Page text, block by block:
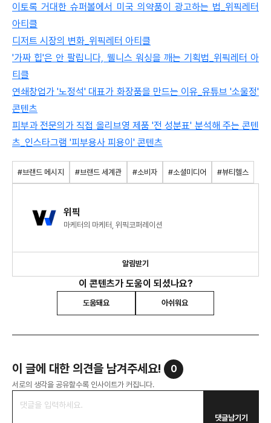
이토록 거대한 슈퍼볼에서 미국 의약품이 광고하는 법_위픽레터
아티클
디저트 시장의 변화_위픽레터 아티클
'가짜 힙'은 안 팔립니다, 웰니스 워싱을 깨는 기획법_위픽레터 아
티클
연쇄창업가 '노정석' 대표가 화장품을 만드는 이유_유튜브 '소울정'
콘텐츠
피부과 전문의가 직접 올리브영 제품 '전 성분표' 분석해 주는 콘텐
츠_인스타그램 '피부용사 피용이' 콘텐츠
#브랜드 메시지 #브랜드 세계관 #소비자 #소셜미디어 #뷰티헬스
위픽
마케터의 마케터, 위픽코퍼레이션
알림받기
이 콘텐츠가 도움이 되셨나요?
도움돼요 아쉬워요
이 글에 대한 의견을 남겨주세요! 0
서로의 생각을 공유할수록 인사이트가 커집니다.
댓글남기기